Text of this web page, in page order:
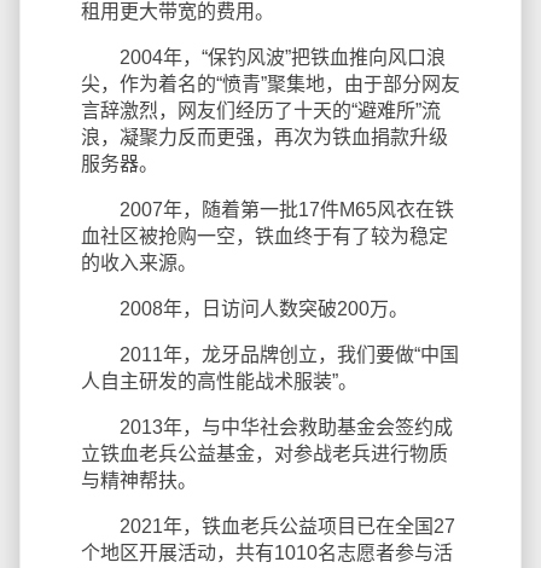
租用更大带宽的费用。
2004年，“保钓风波”把铁血推向风口浪
尖，作为着名的“愤青”聚集地，由于部分网友
言辞激烈，网友们经历了十天的“避难所”流
浪，凝聚力反而更强，再次为铁血捐款升级
服务器。
2007年，随着第一批17件M65风衣在铁
血社区被抢购一空，铁血终于有了较为稳定
的收入来源。
2008年，日访问人数突破200万。
2011年，龙牙品牌创立，我们要做“中国
人自主研发的高性能战术服装”。
2013年，与中华社会救助基金会签约成
立铁血老兵公益基金，对参战老兵进行物质
与精神帮扶。
2021年，铁血老兵公益项目已在全国27
个地区开展活动，共有1010名志愿者参与活